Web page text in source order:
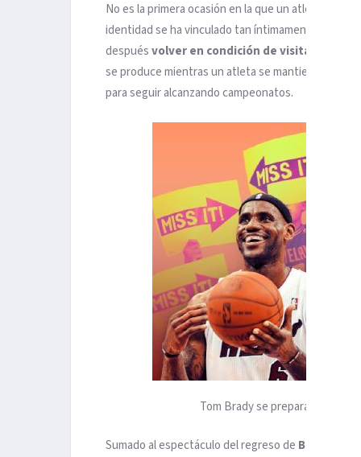
No es la primera ocasión en la que un atleta,
identidad se ha vinculado tan íntimamente con
despuésvolver en condición de visitante
.
se produce mientras un atleta se mantiene en la
para seguir alcanzando campeonatos.
Tom Brady se prepara para su
Sumado al espectáculo del regreso de Brady